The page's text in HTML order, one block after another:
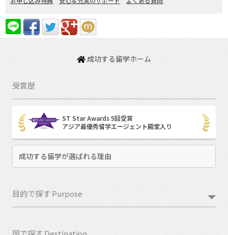
成功する留学ホーム
受賞歴
ST Star Awards 5回受賞
アジア最優秀留学エージェント殿堂入り
成功する留学が選ばれる理由
目的で探す Purpose